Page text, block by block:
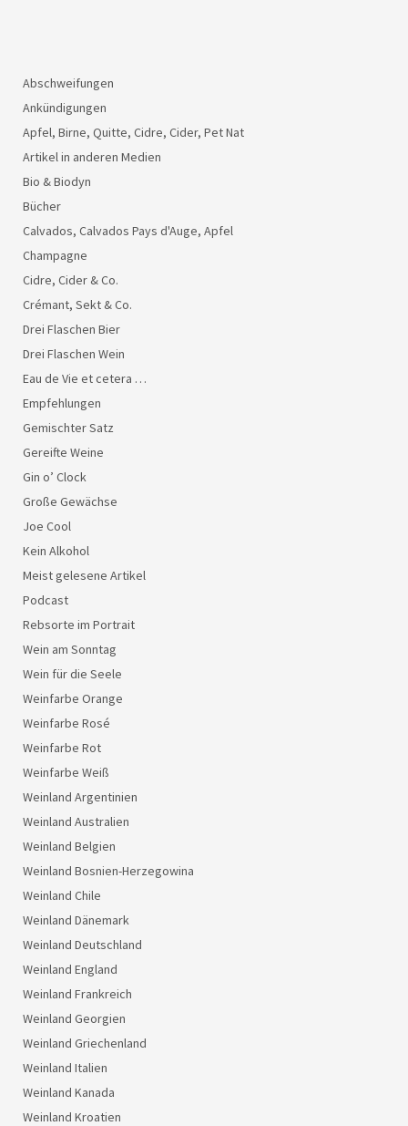
Abschweifungen
Ankündigungen
Apfel, Birne, Quitte, Cidre, Cider, Pet Nat
Artikel in anderen Medien
Bio & Biodyn
Bücher
Calvados, Calvados Pays d'Auge, Apfel
Champagne
Cidre, Cider & Co.
Crémant, Sekt & Co.
Drei Flaschen Bier
Drei Flaschen Wein
Eau de Vie et cetera …
Empfehlungen
Gemischter Satz
Gereifte Weine
Gin o’ Clock
Große Gewächse
Joe Cool
Kein Alkohol
Meist gelesene Artikel
Podcast
Rebsorte im Portrait
Wein am Sonntag
Wein für die Seele
Weinfarbe Orange
Weinfarbe Rosé
Weinfarbe Rot
Weinfarbe Weiß
Weinland Argentinien
Weinland Australien
Weinland Belgien
Weinland Bosnien-Herzegowina
Weinland Chile
Weinland Dänemark
Weinland Deutschland
Weinland England
Weinland Frankreich
Weinland Georgien
Weinland Griechenland
Weinland Italien
Weinland Kanada
Weinland Kroatien